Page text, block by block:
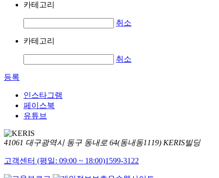
카테고리
취소
카테고리
취소
등록
인스타그램
페이스북
유튜브
41061 대구광역시 동구 동내로 64(동내동1119) KERIS빌딩
고객센터 (평일: 09:00 ~ 18:00)1599-3122